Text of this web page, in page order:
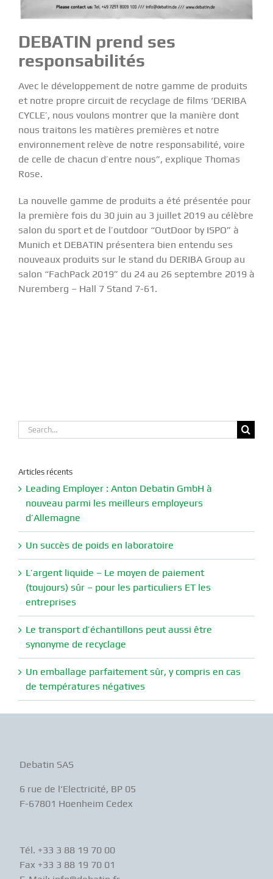
DEBATIN prend ses
responsabilités
Avec le développement de notre gamme de produits
et notre propre circuit de recyclage de films ‘DERIBA
CYCLE’, nous voulons montrer que la manière dont
nous traitons les matières premières et notre
environnement relève de notre responsabilité, voire
de celle de chacun d’entre nous”, explique Thomas
Rose.
La nouvelle gamme de produits a été présentée pour
la première fois du 30 juin au 3 juillet 2019 au célèbre
salon du sport et de l’outdoor “OutDoor by ISPO” à
Munich et DEBATIN présentera bien entendu ses
nouveaux produits sur le stand du DERIBA Groupau
salon “FachPack 2019” du 24 au 26 septembre 2019 à
Nuremberg – Hall 7 Stand 7-61.
Search
for:
Articles récents
Leading Employer : Anton Debatin GmbH à
nouveau parmi les meilleurs employeurs
d’Allemagne
Un succès de poids en laboratoire
L’argent liquide – Le moyen de paiement
(toujours) sûr – pour les particuliers ET les
entreprises
Le transport d’échantillons peut aussi être
synonyme de recyclage
Un emballage parfaitement sûr, y compris en cas
de températures négatives
Debatin SAS
6 rue de l‘Electricité, BP 05
F-67801 Hoenheim Cedex
Tél. +33 3 88 19 70 00
Fax +33 3 88 19 70 01